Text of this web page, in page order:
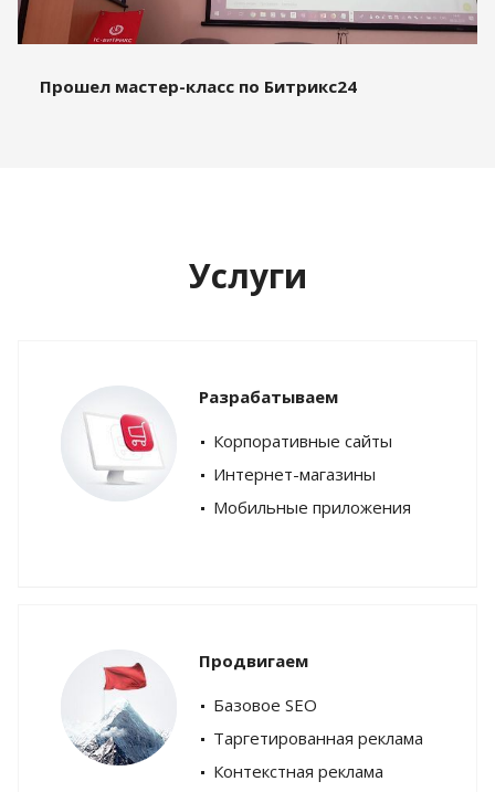
Прошел мастер-класс по Битрикс24
Услуги
Разрабатываем
Корпоративные сайты
Интернет-магазины
Мобильные приложения
Продвигаем
Базовое SEO
Таргетированная реклама
Контекстная реклама